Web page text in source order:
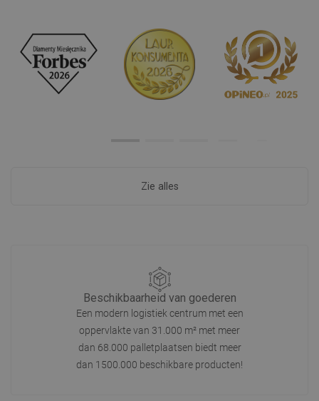
Zie alles
Beschikbaarheid van goederen
Een modern logistiek centrum met een
oppervlakte van 31.000 m² met meer
dan 68.000 palletplaatsen biedt meer
dan 1500.000 beschikbare producten!